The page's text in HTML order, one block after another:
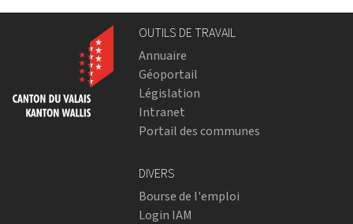
OUTILS DE TRAVAIL
Annuaire
Géoportail
Législation
Intranet
Portail des communes
DIVERS
Bourse de l'emploi
Login IAM